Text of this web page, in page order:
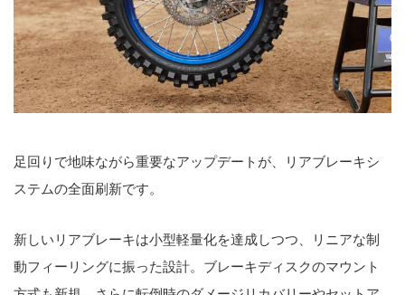
足回りで地味ながら重要なアップデートが、リアブレーキシ
ステムの全面刷新です。
新しいリアブレーキは小型軽量化を達成しつつ、リニアな制
動フィーリングに振った設計。ブレーキディスクのマウント